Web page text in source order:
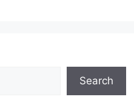
Search